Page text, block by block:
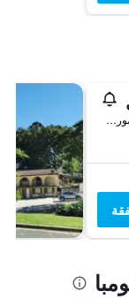
55 Tweed Valley Way, مورويلومبا, NSW, أستراليا